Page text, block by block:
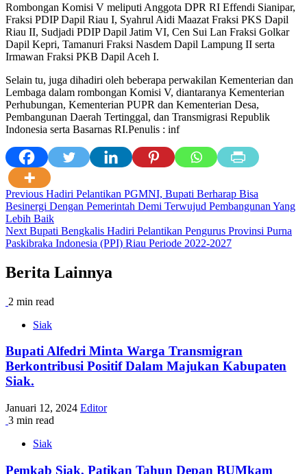
Rombongan Komisi V meliputi Anggota DPR RI Effendi Sianipar,
Fraksi PDIP Dapil Riau I, Syahrul Aidi Maazat Fraksi PKS Dapil
Riau II, Sudjadi PDIP Dapil Jatim VI, Cen Sui Lan Fraksi Golkar
Dapil Kepri, Tamanuri Fraksi Nasdem Dapil Lampung II serta
Irmawan Fraksi PKB Dapil Aceh I.
Selain tu, juga dihadiri oleh beberapa perwakilan Kementerian dan
Lembaga dalam rombongan Komisi V, diantaranya Kementerian
Perhubungan, Kementerian PUPR dan Kementerian Desa,
Pembangunan Daerah Tertinggal, dan Transmigrasi Republik
Indonesia serta Basarnas RI.Penulis : inf
Post
navigation
Previous Hadiri Pelantikan PGMNI, Bupati Berharap Bisa
Besinergi Dengan Pemerintah Demi Terwujud Pembangunan Yang
Lebih Baik
Next Bupati Bengkalis Hadiri Pelantikan Pengurus Provinsi Purna
Paskibraka Indonesia (PPI) Riau Periode 2022-2027
Berita Lainnya
2 min read
Siak
Bupati Alfedri Minta Warga Transmigran
Berkontribusi Positif Dalam Majukan Kabupaten
Siak.
Januari 12, 2024 Editor
3 min read
Siak
Pemkab Siak, Patikan Tahun Depan BUMkam